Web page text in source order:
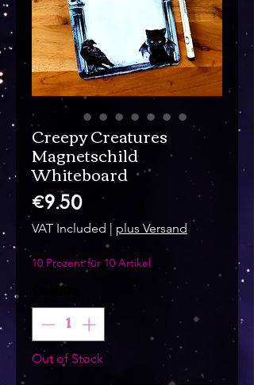
Creepy Creatures
Magnetschild
Whiteboard
€9.50Price
VAT Included | plus Versand
10 Prozent für 10 Artikel
Quantity
Out of Stock